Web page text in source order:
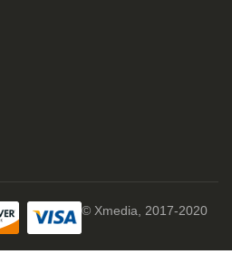
© Xmedia, 2017-2020